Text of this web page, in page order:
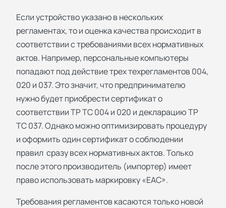
Если устройство указано в нескольких
регламентах, то и оценка качества происходит в
соответствии с требованиями всех нормативных
актов. Например, персональные компьютеры
попадают под действие трех техрегламентов 004,
020 и 037. Это значит, что предпринимателю
нужно будет приобрести сертификат о
соответствии ТР ТС 004 и 020 и декларацию ТР
ТС 037. Однако можно оптимизировать процедуру
и оформить один сертификат о соблюдении
правил сразу всех нормативных актов. Только
после этого производитель (импортер) имеет
право использовать маркировку «EAC».
Требования регламентов касаются только новой